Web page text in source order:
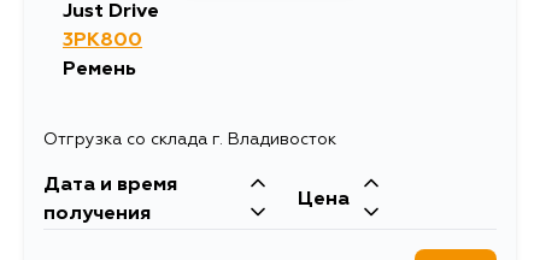
Just Drive
3PK800
Ремень
Отгрузка со склада г. Владивосток
Дата и время
получения
Цена